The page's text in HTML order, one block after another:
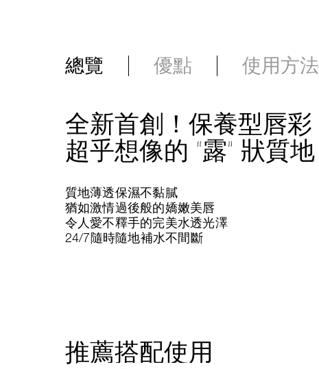
總覽 優點 使用方法
全新首創！保養型唇彩
超乎想像的 “露” 狀質地
質地薄透保濕不黏膩
猶如激情過後般的嬌嫩美唇
令人愛不釋手的完美水透光澤
24/7隨時隨地補水不間斷
推薦搭配使用